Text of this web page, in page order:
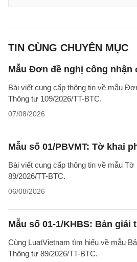
TIN CÙNG CHUYÊN MỤC
Mẫu Đơn đề nghị công
Bài viết cung cấp thông tin về mẫu
Thông tư 109/2026/TT-BTC.
07/08/2026
Mẫu số 01/PBVMT: Tờ khai
Bài viết cung cấp thông tin về mẫu
89/2026/TT-BTC.
06/08/2026
Mẫu số 01-1/KHBS: Bản
Cùng LuatVietnam tìm hiểu về mẫu
Thông tư 89/2026/TT-BTC.